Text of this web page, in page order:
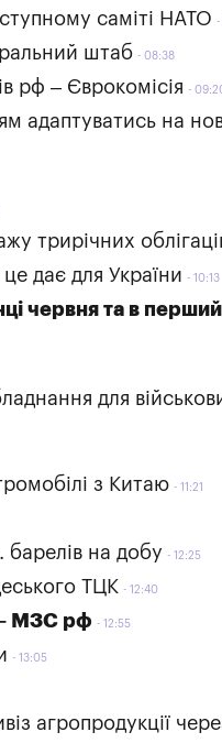
саміті НАТО
штаб 08:38
рф – Єврокомісія
адаптуватись на
трирічних
дає для України 10:13
червня та в
для
з Китаю 11:21
на добу 12:25
ТЦК 12:40
– МЗС рф 12:55
13:05
агропродукції